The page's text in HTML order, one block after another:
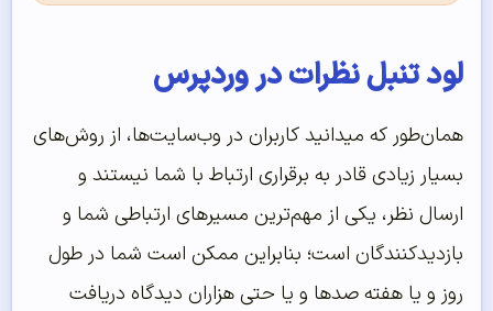
لود تنبل نظرات در وردپرس
همان‌طور که میدانید کاربران در وب‌سایت‌ها، از روش‌های
بسیار زیادی قادر به برقراری ارتباط با شما نیستند و
ارسال نظر، یکی از مهم‌ترین مسیرهای ارتباطی شما و
بازدیدکنندگان است؛ بنابراین ممکن است شما در طول
روز و یا هفته صدها و یا حتی هزاران دیدگاه دریافت